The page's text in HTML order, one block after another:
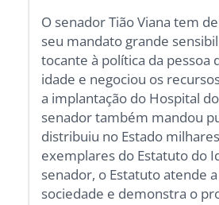
O senador Tião Viana tem
seu mandato grande
tocante à política da pessoa
idade e negociou os
a implantação do Hospital
senador também mandou
distribuiu no Estado
exemplares do Estatuto do
senador, o Estatuto atende
sociedade e demonstra o